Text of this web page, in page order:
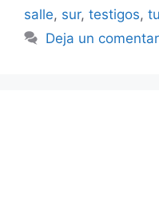
salle, sur, testigos,
Deja un